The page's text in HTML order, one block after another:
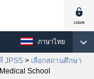
ภาษาไทย
JPSS > เลือกสถานศึกษา
Medical School